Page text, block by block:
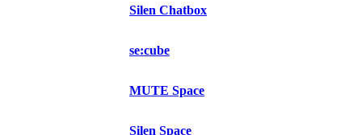
Silen Chatbox
se:cube
MUTE Space
Silen Space